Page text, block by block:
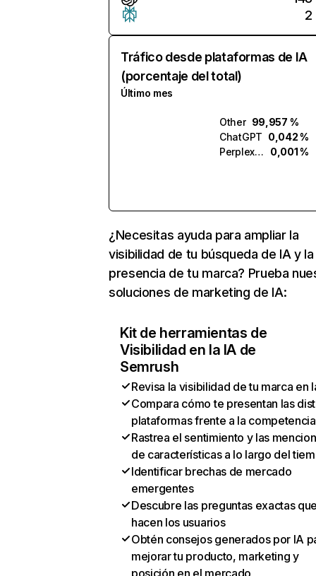
2
Tráfico desde plataformas de IA
(porcentaje del total)
Último mes
Other 99,957 %
ChatGPT 0,042 %
Perplexity
0,001 %
¿Necesitas ayuda para ampliar la
visibilidad de tu búsqueda de IA y la
presencia de tu marca? Prueba
soluciones de marketing de IA:
Kit de herramientas de
Visibilidad en la IA de
Semrush
Revisa la visibilidad de tu marca en
Compara cómo te presentan las
plataformas frente a la competencia
Rastrea el sentimiento y las
de características a lo largo del
Identificar brechas de mercado
emergentes
Descubre las preguntas exactas
hacen los usuarios
Obtén consejos generados por IA
mejorar tu producto, marketing y
posición en el mercado